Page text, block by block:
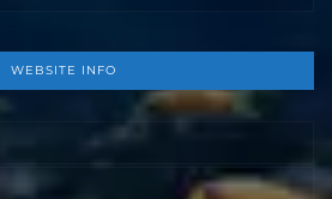
WEBSITE INFO